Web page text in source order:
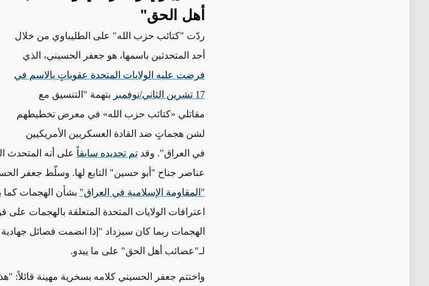
أهل الحق"
ردّت "كتائب حزب الله" على الطليباوي من خلال
أحد المتحدثين باسمها، هو جعفر الحسيني، الذي
فرضت عليه الولايات المتحدة عقوباتٍ بالاسم في
17 تشرين الثاني/نوفمبر
بتهمة "التنسيق مع
مقاتلي «كتائب حزب الله» في معرض تخطيطهم
لشن هجماتٍ ضد القادة العسكريين الأمريكيين
في العراق". وقدتم تحديده سابقاً على أنه المتحدث
عناصر جناح "أبو حسين" التابع لها. وسلّط جعفر
"المقاومة الإسلامية في العراق" بشأن الهجمات كما
اعترافات الولايات المتحدة المتعلقة بالهجمات
الهجمات ربما كان سيزداد "إذا انضمت فصائل
لـ"عصائب أهل الحق" على ما يبدو.
واختتم جعفر الحسيني كلامه بسخرية مهينة قائلاً: